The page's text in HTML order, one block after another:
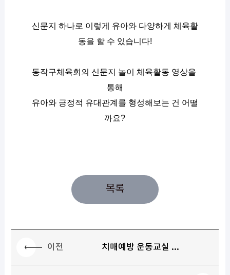
신문지 하나로 이렇게 유아와 다양하게 체육활
동을 할 수 있습니다!
동작구체육회의 신문지 놀이 체육활동 영상을
통해
유아와 긍정적 유대관계를 형성해보는 건 어떨
까요?
목록
이전 치매예방 운동교실 ...